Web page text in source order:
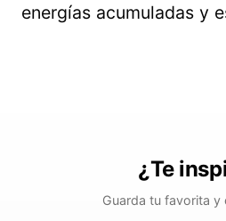
energías acumuladas y
¿Te
Guarda tu favorita y